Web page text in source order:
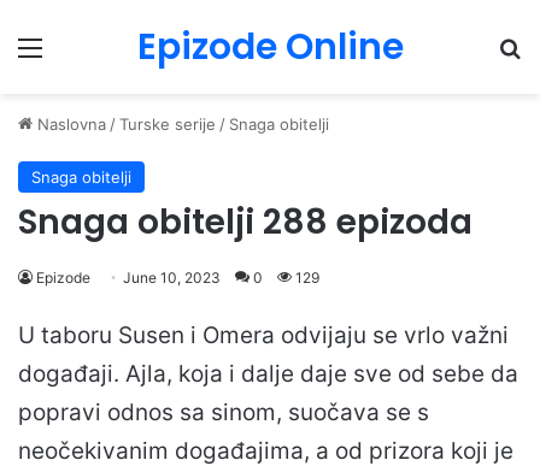
Menu Epizode Online
Naslovna /Turske serije / Snaga obitelji
Snaga obitelji
Snaga obitelji 288 epizoda
Epizode June 10, 2023 0 129
U taboru Susen i Omera odvijaju se vrlo važni
događaji. Ajla, koja i dalje daje sve od sebe da
popravi odnos sa sinom, suočava se s
neočekivanim događajima, a od prizora koji je